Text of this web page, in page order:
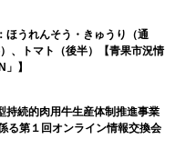
ほうれんそう・きゅうり（通
、トマト（後半）【青果市況情
】
続的肉用牛生産体制推進事業
る第１回オンライン情報交換会